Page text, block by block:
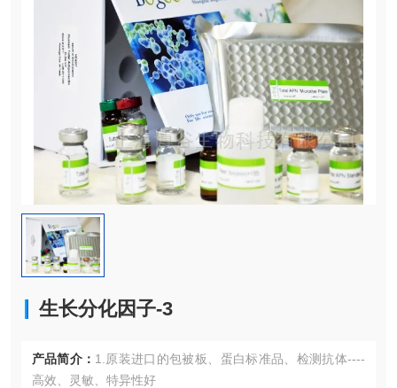
生长分化因子-3
产品简介： 1.原装进口的包被板、蛋白标准品、检测抗体----
高效、灵敏、特异性好